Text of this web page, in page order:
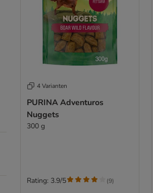
4 Varianten
PURINA Adventuros
Nuggets
300 g
Rating: 3.9/5 (9)